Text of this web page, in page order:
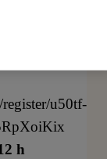
u50tf-
h